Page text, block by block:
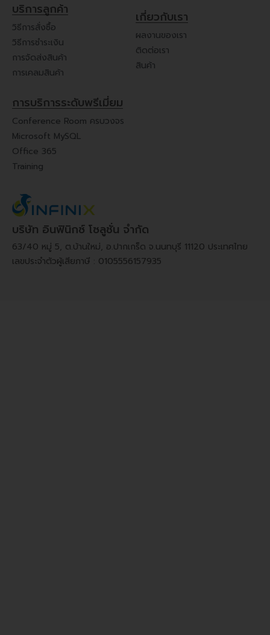
บริการลูกค้า
วิธีการสั่งซื้อ
วิธีการชำระเงิน
การจัดส่งสินค้า
การเคลมสินค้า
เกี่ยวกับเรา
ผลงานของเรา
ติดต่อเรา
สินค้า
การบริการระดับพรีเมี่ยม
Conference Room ครบวงจร
Microsoft MySQL
Office 365
Training
บริษัท อินฟินิกซ์ โซลูชั่น จำกัด
63/40 หมู่ 5, ต.บ้านใหม่, อ.ปากเกร็ด จ.นนทบุรี 11120 ประเทศไทย
เลขประจำตัวผู้เสียภาษี : 0105556157935